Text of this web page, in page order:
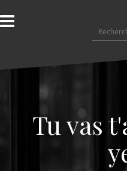
l
a
e
e
Tu vas